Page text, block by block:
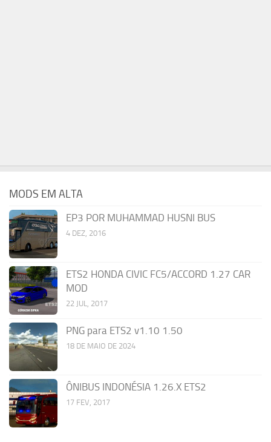
MODS EM ALTA
EP3 POR MUHAMMAD HUSNI BUS
4 DEZ, 2016
ETS2 HONDA CIVIC FC5/ACCORD 1.27 CAR
MOD
22 JUL, 2017
PNG para ETS2 v1.10 1.50
18 DE MAIO DE 2024
ÔNIBUS INDONÉSIA 1.26.X ETS2
17 FEV, 2017